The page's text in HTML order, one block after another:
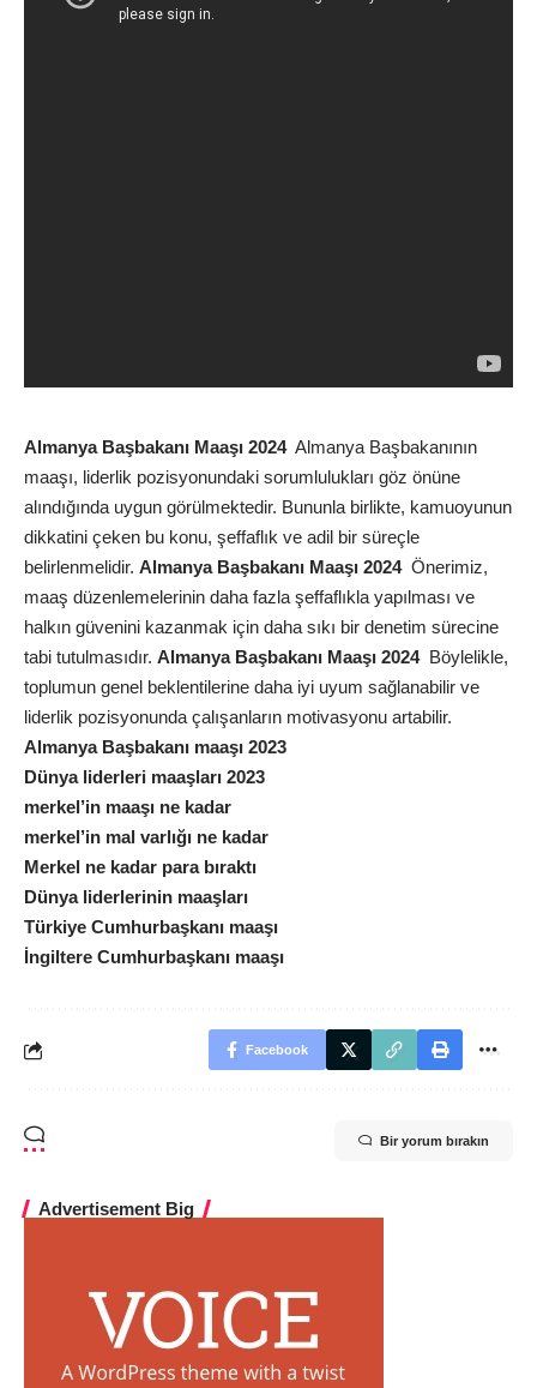
Almanya Başbakanı Maaşı 2024 Almanya Başbakanının
maaşı, liderlik pozisyonundaki sorumlulukları göz önüne
alındığında uygun görülmektedir. Bununla birlikte, kamuoyunun
dikkatini çeken bu konu, şeffaflık ve adil bir süreçle
belirlenmelidir. Almanya Başbakanı Maaşı 2024 Önerimiz,
maaş düzenlemelerinin daha fazla şeffaflıkla yapılması ve
halkın güvenini kazanmak için daha sıkı bir denetim sürecine
tabi tutulmasıdır. Almanya Başbakanı Maaşı 2024 Böylelikle,
toplumun genel beklentilerine daha iyi uyum sağlanabilir ve
liderlik pozisyonunda çalışanların motivasyonu artabilir.
Almanya Başbakanı maaşı 2023
Dünya liderleri maaşları 2023
merkel’in maaşı ne kadar
merkel’in mal varlığı ne kadar
Merkel ne kadar para bıraktı
Dünya liderlerinin maaşları
Türkiye Cumhurbaşkanı maaşı
İngiltere Cumhurbaşkanı maaşı
Facebook
Bir yorum bırakın
Advertisement Big